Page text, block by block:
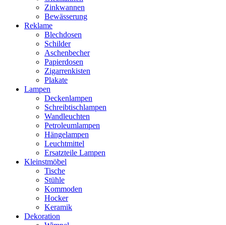
Zinkwannen
Bewässerung
Reklame
Blechdosen
Schilder
Aschenbecher
Papierdosen
Zigarrenkisten
Plakate
Lampen
Deckenlampen
Schreibtischlampen
Wandleuchten
Petroleumlampen
Hängelampen
Leuchtmittel
Ersatzteile Lampen
Kleinstmöbel
Tische
Stühle
Kommoden
Hocker
Keramik
Dekoration